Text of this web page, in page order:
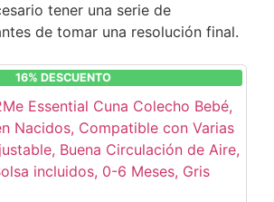
tener una serie de
de tomar una resolución final.
16% DESCUENTO